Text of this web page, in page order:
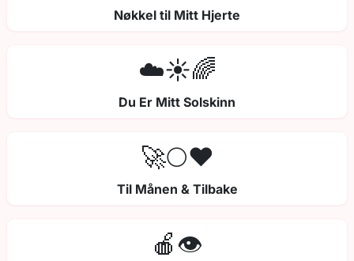
Nøkkel til Mitt Hjerte
☁️☀️🌈
Du Er Mitt Solskinn
🚀🌕❤️
Til Månen & Tilbake
🍎👁️